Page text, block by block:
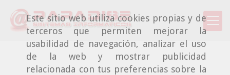
Este sitio web utiliza cookies propias y de
terceros que permiten mejorar la
usabilidad de navegación, analizar el uso
de la web y mostrar publicidad
relacionada con tus preferencias sobre la